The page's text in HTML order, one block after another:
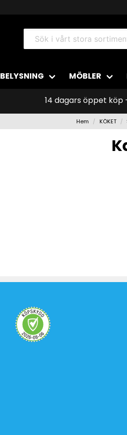
BELYSNING MÖBLER
14 dagars öppet köp
Hem KÖKET